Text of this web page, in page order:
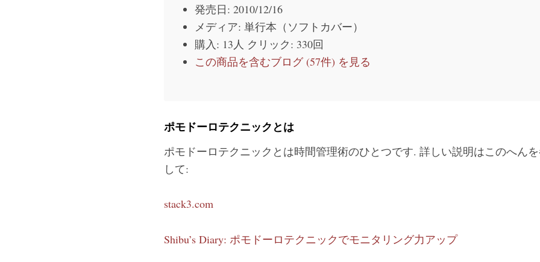
発売日: 2010/12/16
メディア: 単行本（ソフトカバー）
購入: 13人 クリック: 330回
この商品を含むブログ (57件) を見る
ポモドーロテクニックとは
ポモドーロテクニックとは時間管理術のひとつです. 詳しい説明はこのへん
して:
stack3.com
Shibu’s Diary: ポモドーロテクニックでモニタリング力アップ